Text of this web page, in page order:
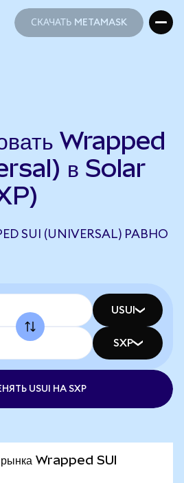
СКАЧАТЬ METAMASK
Wrapped
в Solar
SUI (UNIVERSAL) РАВНО
USUI
SXP
USUI НА SXP
рынка Wrapped SUI